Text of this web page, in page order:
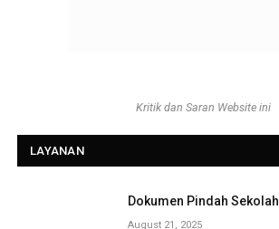
Kritik dan Saran Website ini
LAYANAN
Dokumen Pindah Sekolah
August 21, 2025